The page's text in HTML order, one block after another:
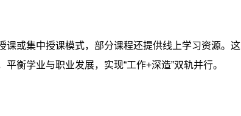
课或集中授课模式，部分课程还提供线上学习资源。这
衡学业与职业发展，实现“工作+深造”双轨并行。